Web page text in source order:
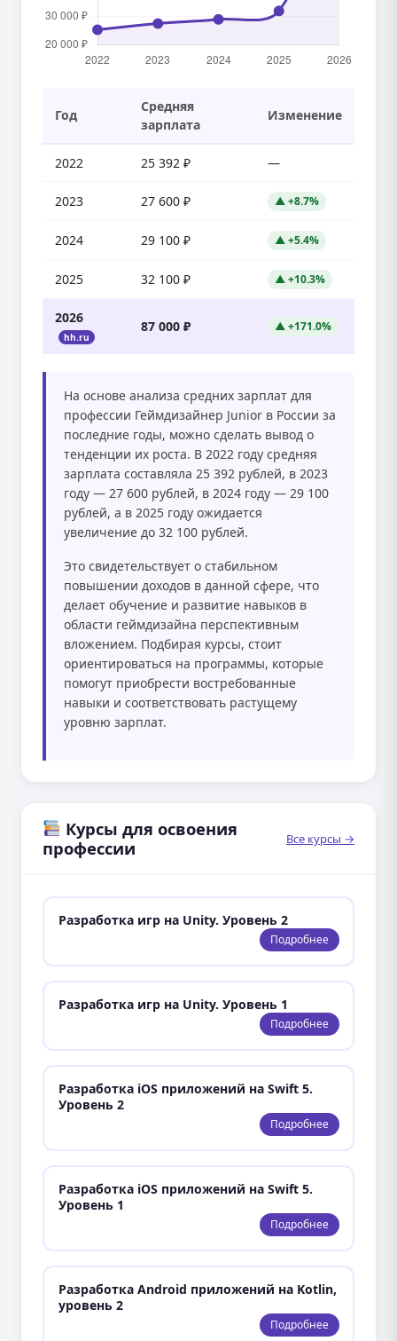
Год
Средняя
зарплата
Изменение
2022 25 392 ₽ —
2023 27 600 ₽ ▲ +8.7%
2024 29 100 ₽ ▲ +5.4%
2025 32 100 ₽ ▲ +10.3%
2026
hh.ru
87 000 ₽ ▲ +171.0%
На основе анализа средних зарплат для
профессии Геймдизайнер Junior в России за
последние годы, можно сделать вывод о
тенденции их роста. В 2022 году средняя
зарплата составляла 25 392 рублей, в 2023
году — 27 600 рублей, в 2024 году — 29 100
рублей, а в 2025 году ожидается
увеличение до 32 100 рублей.
Это свидетельствует о стабильном
повышении доходов в данной сфере, что
делает обучение и развитие навыков в
области геймдизайна перспективным
вложением. Подбирая курсы, стоит
ориентироваться на программы, которые
помогут приобрести востребованные
навыки и соответствовать растущему
уровню зарплат.
Курсы для освоения
профессии
Все курсы →
Разработка игр на Unity. Уровень 2
Подробнее
Разработка игр на Unity. Уровень 1
Подробнее
Разработка iOS приложений на Swift 5.
Уровень 2
Подробнее
Разработка iOS приложений на Swift 5.
Уровень 1
Подробнее
Разработка Android приложений на Kotlin,
уровень 2
Подробнее